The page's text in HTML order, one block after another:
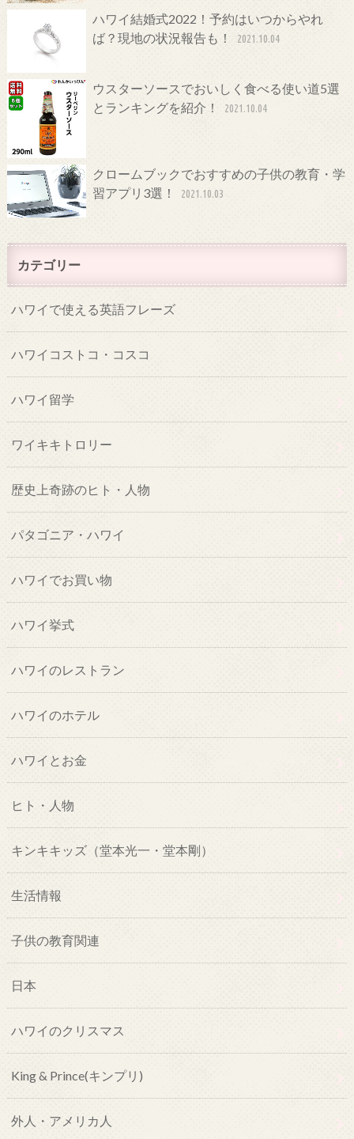
ハワイ結婚式2022！予約はいつからやれ
ば？現地の状況報告も！
2021.10.04
ウスターソースでおいしく食べる使い道5選
とランキングを紹介！
2021.10.04
クロームブックでおすすめの子供の教育・学
習アプリ3選！
2021.10.03
カテゴリー
ハワイで使える英語フレーズ
ハワイコストコ・コスコ
ハワイ留学
ワイキキトロリー
歴史上奇跡のヒト・人物
パタゴニア・ハワイ
ハワイでお買い物
ハワイ挙式
ハワイのレストラン
ハワイのホテル
ハワイとお金
ヒト・人物
キンキキッズ（堂本光一・堂本剛）
生活情報
子供の教育関連
日本
ハワイのクリスマス
King & Prince(キンプリ)
外人・アメリカ人